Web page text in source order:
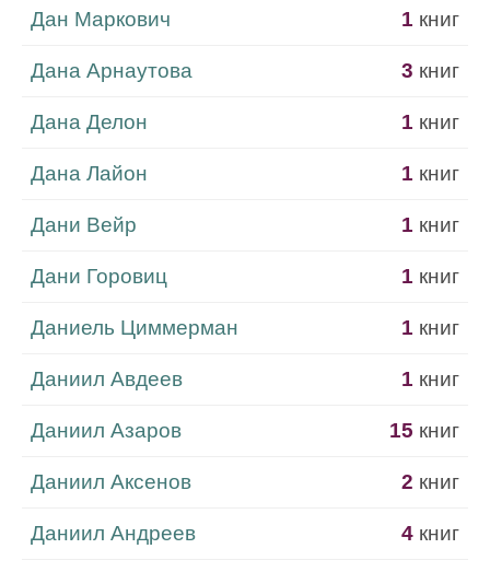
Дан Маркович 1 книг
Дана Арнаутова 3 книг
Дана Делон 1 книг
Дана Лайон 1 книг
Дани Вейр 1 книг
Дани Горовиц 1 книг
Даниель Циммерман 1 книг
Даниил Авдеев 1 книг
Даниил Азаров 15 книг
Даниил Аксенов 2 книг
Даниил Андреев 4 книг